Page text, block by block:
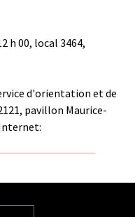
h 00, local 3464,
d'orientation et de
pavillon Maurice-